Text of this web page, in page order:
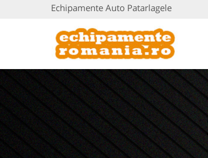
Echipamente Auto Patarlagele